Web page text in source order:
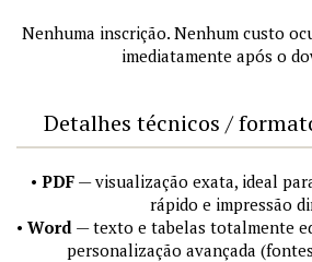
Nenhuma inscrição. Nenhum custo
imediatamente após o
Detalhes técnicos /
• PDF — visualização exata, ideal
rápido e impressão
• Word — texto e tabelas totalmente
personalização avançada